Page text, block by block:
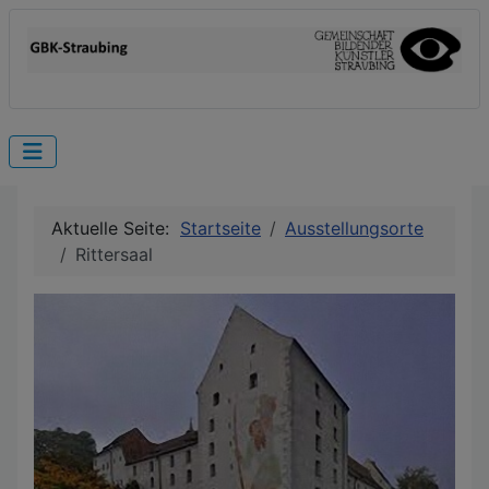
Aktuelle Seite: Startseite
Ausstellungsorte
Rittersaal